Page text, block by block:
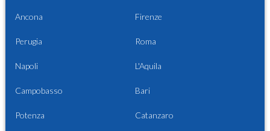
Ancona Firenze
Perugia Roma
Napoli L'Aquila
Campobasso Bari
Potenza Catanzaro